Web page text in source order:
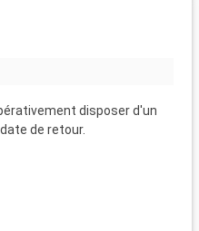
disposer d'un
de retour.